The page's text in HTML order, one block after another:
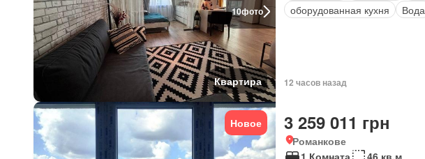
10фото
Квартира
оборудованная кухня
Вода
12 часов назад
Новое 3 259 011 грн
Романкове
1 Комната
46 кв.м